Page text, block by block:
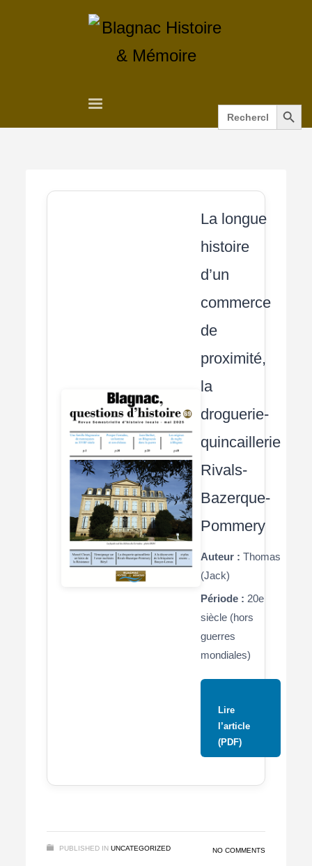
Search
for:
Search Button
La longue
histoire
d’un
commerce
de
proximité,
la
droguerie-
quincaillerie
Rivals-
Bazerque-
Pommery
Auteur : Thomas
(Jack)
Période : 20e
siècle (hors
guerres
mondiales)
Lire
l’article
(PDF)
PUBLISHED IN UNCATEGORIZED NO COMMENTS